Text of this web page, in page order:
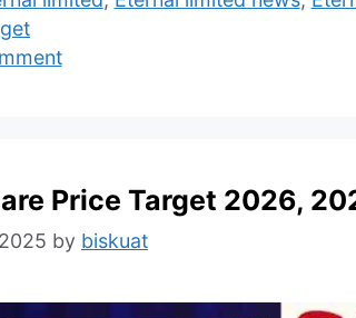
Price Target 2026,
by biskuat